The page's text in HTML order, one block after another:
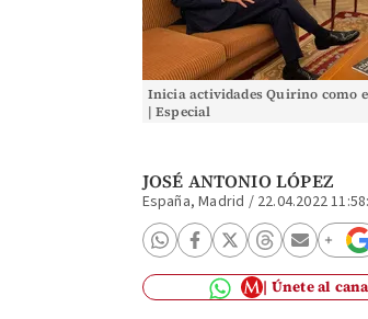
Inicia actividades Quirino como
| Especial
JOSÉ ANTONIO LÓPEZ
España, Madrid / 22.04.2022
Únete al